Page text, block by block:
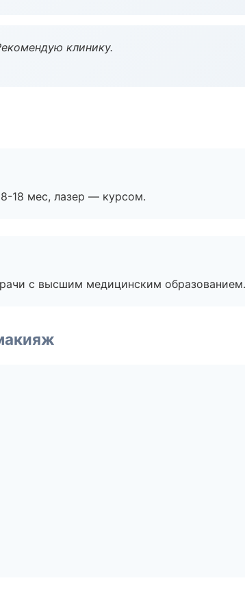
клинику.
18 мес, лазер — курсом.
с высшим медицинским образованием.